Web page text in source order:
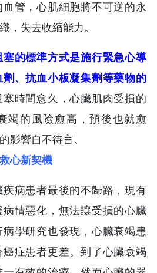
管，心肌細胞將不可逆的永
，失去收縮能力。
塞的標準方式是施行緊急心導
、抗血小板凝集劑等藥物的
時間愈久，心臟肌肉受損的
竭的風險愈高，預後也就愈
影響自不待言。
心新契機
病患者最後的不歸路，現有
情惡化，無法讓受損的心臟
學研究也發現，心臟衰竭患
症患者更差。到了心臟衰竭